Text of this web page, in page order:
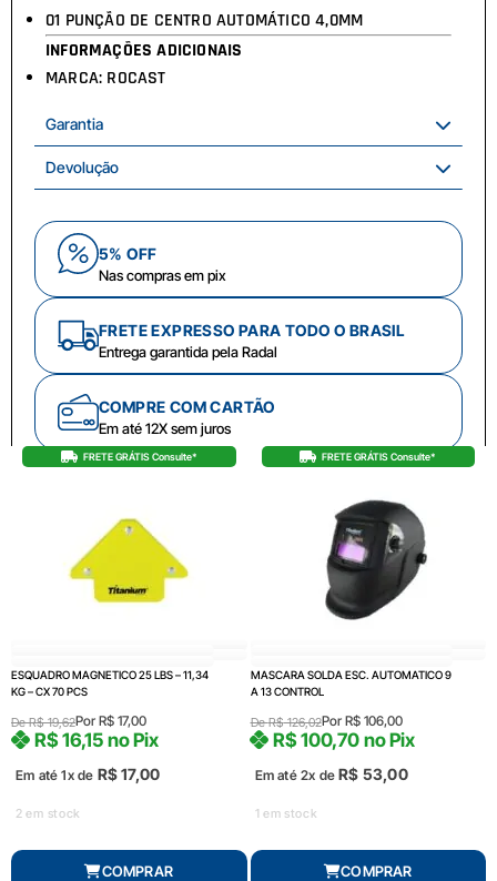
01 PUNÇÃO DE CENTRO AUTOMÁTICO 4,0MM
INFORMAÇÕES ADICIONAIS
MARCA: ROCAST
Garantia
Devolução
5% OFF
Nas compras em pix
FRETE EXPRESSO PARA TODO O BRASIL
Entrega garantida pela Radal
COMPRE COM CARTÃO
Em até 12X sem juros
FRETE GRÁTIS Consulte*
ESQUADRO MAGNETICO 25 LBS – 11,34
KG – CX 70 PCS
DeR$19,62Por R$ 17,00
Em até 1x de R$17,00
R$16,15 no Pix
2 em stock
COMPRAR
FRETE GRÁTIS Consulte*
MASCARA SOLDA ESC. AUTOMATICO 9
A 13 CONTROL
DeR$126,02Por R$106,00
Em até 2x de R$ 53,00
R$100,70 no Pix
1 em stock
COMPRAR